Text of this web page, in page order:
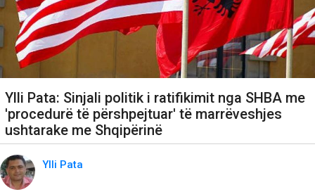
Ylli Pata: Sinjali politik i ratifikimit nga SHBA me
'procedurë të përshpejtuar' të marrëveshjes
ushtarake me Shqipërinë
Ylli Pata